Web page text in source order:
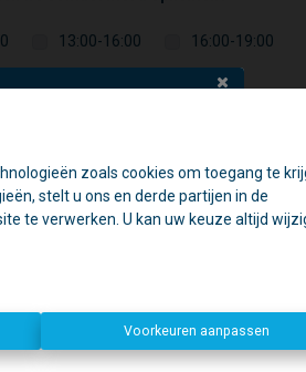
zoals cookies om toegang te
stelt u ons en derde partijen in de
te verwerken. U kan uw keuze altijd
Voorkeuren aanpassen
13:00-16:00 16:00-19:00
en bezichtigingen.
op afspraak.
verder!